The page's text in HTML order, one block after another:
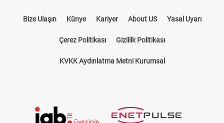
Künye Kariyer About US
Çerez Politikası Gizlilik Politikası